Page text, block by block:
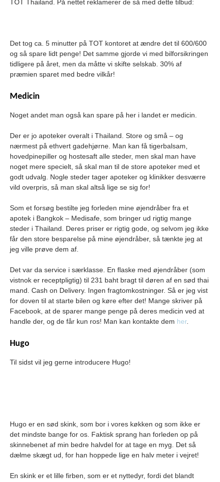
TOT Thailand. På nettet reklamerer de så med dette tilbud:
Det tog ca. 5 minutter på TOT kontoret at ændre det til 600/600
og så spare lidt penge! Det samme gjorde vi med bilforsikringen
tidligere på året, men da måtte vi skifte selskab. 30% af
præmien sparet med bedre vilkår!
Medicin
Noget andet man også kan spare på her i landet er medicin.
Der er jo apoteker overalt i Thailand. Store og små – og
nærmest på ethvert gadehjørne. Man kan få tigerbalsam,
hovedpinepiller og hostesaft alle steder, men skal man have
noget mere specielt, så skal man til de store apoteker med et
godt udvalg. Nogle steder tager apoteker og klinikker desværre
vild overpris, så man skal altså lige se sig for!
Som et forsøg bestilte jeg forleden mine øjendråber fra et
apotek i Bangkok – Medisafe, som bringer ud rigtig mange
steder i Thailand. Deres priser er rigtig gode, og selvom jeg ikke
får den store besparelse på mine øjendråber, så tænkte jeg at
jeg ville prøve dem af.
Det var da service i særklasse. En flaske med øjendråber (som
vistnok er receptpligtig) til 231 baht bragt til døren af en sød thai
mand. Cash on Delivery. Ingen fragtomkostninger. Så er jeg vist
for doven til at starte bilen og køre efter det! Mange skriver på
Facebook, at de sparer mange penge på deres medicin ved at
handle der, og de får kun ros! Man kan kontakte dem her.
Hugo
Til sidst vil jeg gerne introducere Hugo!
Hugo er en sød skink, som bor i vores køkken og som ikke er
det mindste bange for os. Faktisk sprang han forleden op på
skinnebenet af min bedre halvdel for at tage en myg. Det så
dælme skægt ud, for han hoppede lige en halv meter i vejret!
En skink er et lille firben, som er et nyttedyr, fordi det blandt